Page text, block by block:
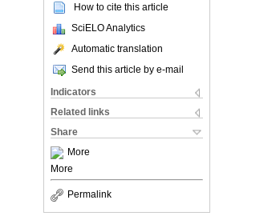
How to cite this article
SciELO Analytics
Automatic translation
Send this article by e-mail
Indicators
Related links
Share
More
More
Permalink